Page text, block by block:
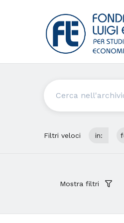
Cerca
Filtri veloci in:
Mostra filtri